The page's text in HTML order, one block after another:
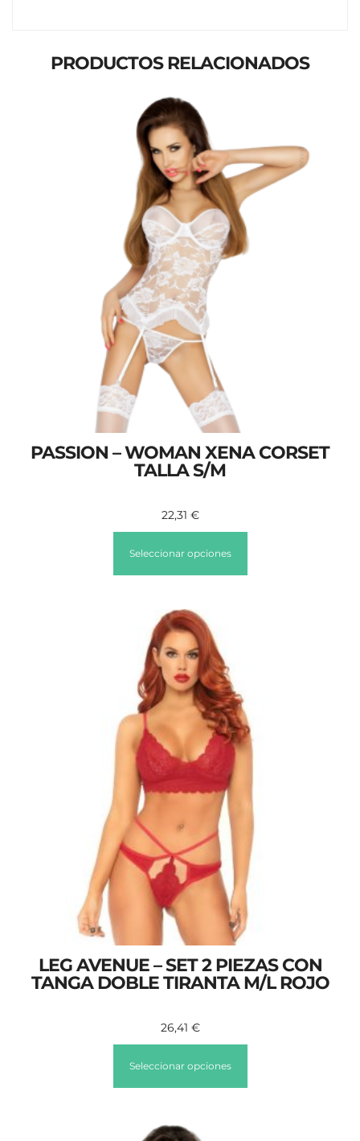
PRODUCTOS RELACIONADOS
PASSION – WOMAN XENA CORSET
TALLA S/M
22,31 €
Seleccionar opciones
LEG AVENUE – SET 2 PIEZAS CON
TANGA DOBLE TIRANTA M/L ROJO
26,41 €
Seleccionar opciones